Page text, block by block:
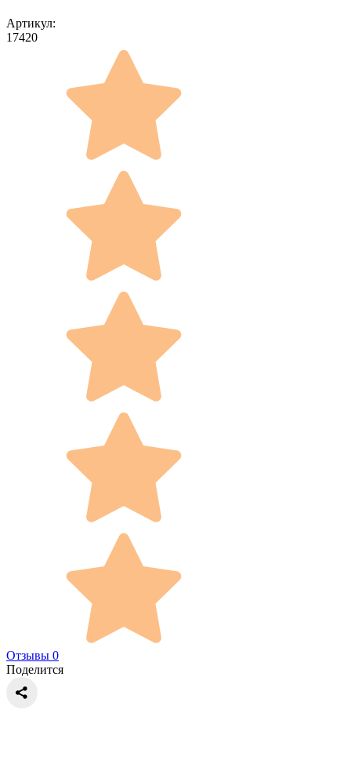
Артикул:
17420
Отзывы 0
Поделится